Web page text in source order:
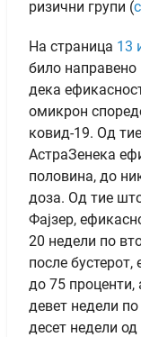
ризични групи (
На страница 13
било
дека
омикрон
ковид-19. Од
АстраЗенека
половина, до
доза. Од тие
Фајзер,
20 недели по
после
до 75 проценти,
девет недели
десет недели